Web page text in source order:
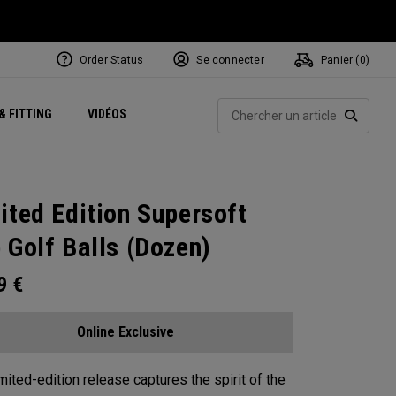
FITTING VIDÉOSExclusive Mavrik Complete Sets
Exclusivités - Balles de Golf
Juillet NEW Headwear
Women's Golf Balls
Exclusivités - Accessoires
Régionaux
Order Status Se connecter Panier ( 0)
Edition Supersoft
Golf Balls (Dozen)
€
Online Exclusive
edition release captures the spirit of the